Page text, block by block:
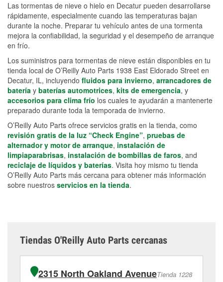
Las tormentas de nieve o hielo en Decatur pueden desarrollarse
rápidamente, especialmente cuando las temperaturas bajan
durante la noche. Preparar tu vehículo antes de una tormenta
mejora la confiabilidad, la seguridad y el desempeño de arranque
en frío.
Los suministros para tormentas de nieve están disponibles en tu
tienda local de O’Reilly Auto Parts 1938 East Eldorado Street en
Decatur, IL, incluyendo fluidos para invierno, arrancadores de
batería y baterías automotrices, kits de emergencia, y
accesorios para clima frío los cuales te ayudarán a mantenerte
preparado durante toda la temporada de invierno.
O’Reilly Auto Parts ofrece servicios gratis en la tienda, como
revisión gratis de la luz “Check Engine”, pruebas de
alternador y motor de arranque, instalación de
limpiaparabrisas, instalación de bombillas de faros, and
reciclaje de líquidos y baterías. Visita hoy mismo tu tienda
O’Reilly Auto Parts más cercana para obtener más información
sobre nuestros servicios en la tienda.
Tiendas O'Reilly Auto Parts cercanas
2315 North Oakland AvenueTienda 1228